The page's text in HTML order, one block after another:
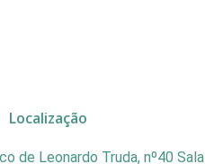
Localização
de Leonardo Truda, nº40 Sala